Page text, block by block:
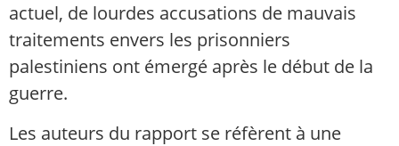
actuel, de lourdes accusations de mauvais
traitements envers les prisonniers
palestiniens ont émergé après le début de la
guerre.
Les auteurs du rapport se réfèrent à une